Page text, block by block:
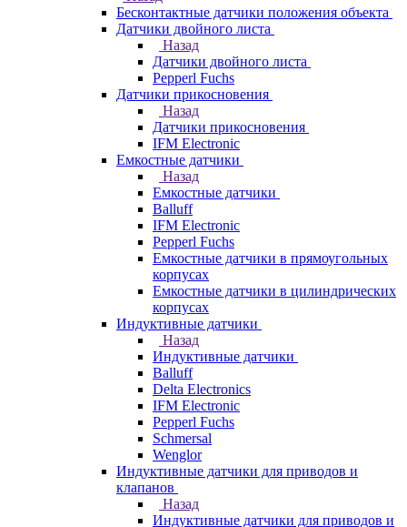
Бесконтактные датчики положения объекта
Датчики двойного листа
Назад
Датчики двойного листа
Pepperl Fuchs
Датчики прикосновения
Назад
Датчики прикосновения
IFM Electronic
Емкостные датчики
Назад
Емкостные датчики
Balluff
IFM Electronic
Pepperl Fuchs
Емкостные датчики в прямоугольных
корпусах
Емкостные датчики в цилиндрических
корпусах
Индуктивные датчики
Назад
Индуктивные датчики
Balluff
Delta Electronics
IFM Electronic
Pepperl Fuchs
Schmersal
Wenglor
Индуктивные датчики для приводов и
клапанов
Назад
Индуктивные датчики для приводов и